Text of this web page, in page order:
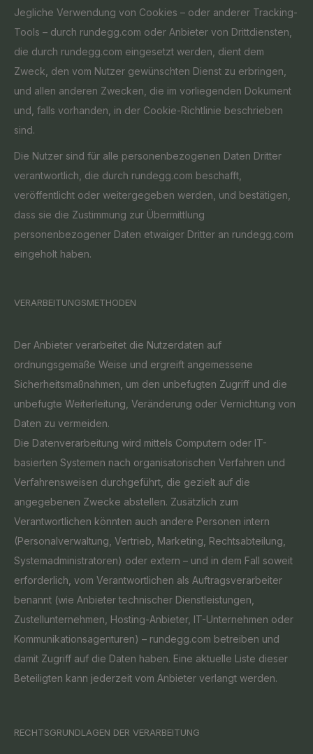
Jegliche Verwendung von Cookies – oder anderer Tracking-
Tools – durch rundegg.com oder Anbieter von Drittdiensten,
die durch rundegg.com eingesetzt werden, dient dem
Zweck, den vom Nutzer gewünschten Dienst zu erbringen,
und allen anderen Zwecken, die im vorliegenden Dokument
und, falls vorhanden, in der Cookie-Richtlinie beschrieben
sind.
Die Nutzer sind für alle personenbezogenen Daten Dritter
verantwortlich, die durch rundegg.com beschafft,
veröffentlicht oder weitergegeben werden, und bestätigen,
dass sie die Zustimmung zur Übermittlung
personenbezogener Daten etwaiger Dritter an rundegg.com
eingeholt haben.
VERARBEITUNGSMETHODEN
Der Anbieter verarbeitet die Nutzerdaten auf
ordnungsgemäße Weise und ergreift angemessene
Sicherheitsmaßnahmen, um den unbefugten Zugriff und die
unbefugte Weiterleitung, Veränderung oder Vernichtung von
Daten zu vermeiden.
Die Datenverarbeitung wird mittels Computern oder IT-
basierten Systemen nach organisatorischen Verfahren und
Verfahrensweisen durchgeführt, die gezielt auf die
angegebenen Zwecke abstellen. Zusätzlich zum
Verantwortlichen könnten auch andere Personen intern
(Personalverwaltung, Vertrieb, Marketing, Rechtsabteilung,
Systemadministratoren) oder extern – und in dem Fall soweit
erforderlich, vom Verantwortlichen als Auftragsverarbeiter
benannt (wie Anbieter technischer Dienstleistungen,
Zustellunternehmen, Hosting-Anbieter, IT-Unternehmen oder
Kommunikationsagenturen) – rundegg.com betreiben und
damit Zugriff auf die Daten haben. Eine aktuelle Liste dieser
Beteiligten kann jederzeit vom Anbieter verlangt werden.
RECHTSGRUNDLAGEN DER VERARBEITUNG